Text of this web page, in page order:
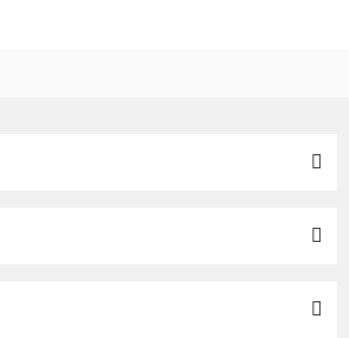
bozuk veya görüntülenemiyor.
bulunuyor.
alternatifler olmalı.